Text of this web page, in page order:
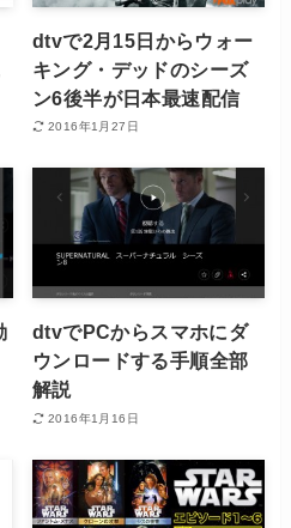
dtvで2月15日からウォー
キング・デッドのシーズ
ン6後半が日本最速配信
2016年1月27日
dtvでPCからスマホにダ
ウンロードする手順全部
解説
2016年1月16日